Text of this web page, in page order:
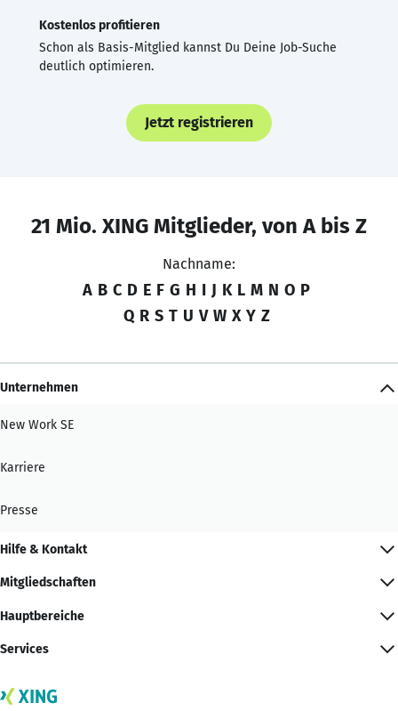
Kostenlos profitieren
Schon als Basis-Mitglied kannst Du Deine Job-Suche
deutlich optimieren.
Jetzt registrieren
21 Mio. XING Mitglieder, von A bis Z
Nachname:
A B C D E F G H I J K L M N O P
Q R S T U V W X Y Z
Unternehmen
New Work SE
Karriere
Presse
Hilfe & Kontakt
Mitgliedschaften
Hauptbereiche
Services